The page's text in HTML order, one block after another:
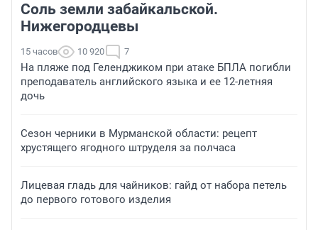
Соль земли забайкальской.
Нижегородцевы
15 часов 10 920 7
На пляже под Геленджиком при атаке БПЛА погибли
преподаватель английского языка и ее 12-летняя
дочь
Сезон черники в Мурманской области: рецепт
хрустящего ягодного штруделя за полчаса
Лицевая гладь для чайников: гайд от набора петель
до первого готового изделия